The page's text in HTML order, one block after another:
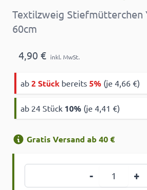
Textilzweig Stiefmütterchen
60cm
4,90 € inkl. MwSt.
ab 2 Stück bereits 5% (je 4,66 €)
ab 24 Stück 10% (je 4,41 €)
Gratis Versand ab 40 €
- +